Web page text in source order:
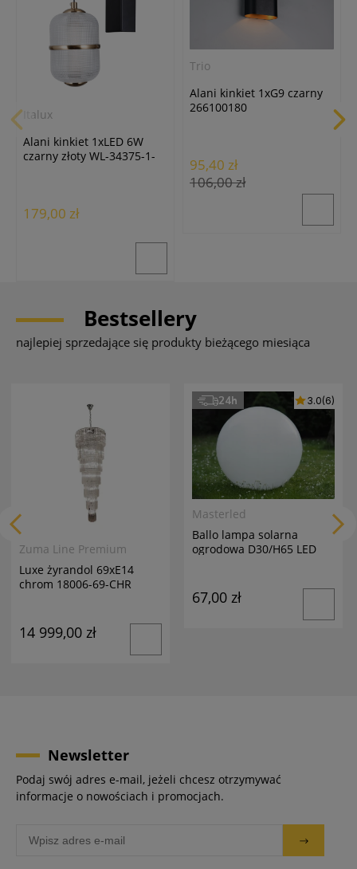
Italux
Alani kinkiet 1xLED 6W
czarny złoty WL-34375-1-
179,00 zł
Trio
Alani kinkiet 1xG9 czarny
266100180
95,40 zł
106,00 zł
Bestsellery
najlepiej sprzedające się produkty bieżącego miesiąca
Zuma Line Premium
Luxe żyrandol 69xE14
chrom 18006-69-CHR
14 999,00 zł
24h
Masterled
Ballo lampa solarna
ogrodowa D30/H65 LED
3.0(6)
67,00 zł
Newsletter
Podaj swój adres e-mail, jeżeli chcesz otrzymywać
informacje o nowościach i promocjach.